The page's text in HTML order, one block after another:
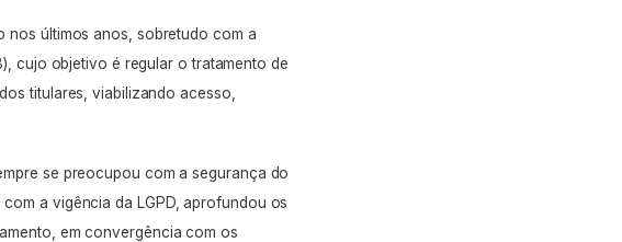
nos últimos anos, sobretudo com a
cujo objetivo é regular o tratamento de
titulares, viabilizando acesso,
se preocupou com a segurança do
com a vigência da LGPD, aprofundou os
em convergência com os